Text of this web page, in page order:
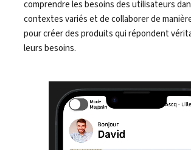
comprendre les besoins des utilisateurs
contextes variés et de collaborer de
pour créer des produits qui répondent
leurs besoins.